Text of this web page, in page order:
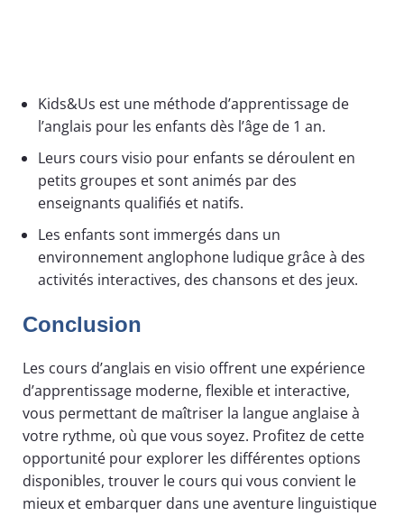
Kids&Us est une méthode d’apprentissage de
l’anglais pour les enfants dès l’âge de 1 an.
Leurs cours visio pour enfants se déroulent en
petits groupes et sont animés par des
enseignants qualifiés et natifs.
Les enfants sont immergés dans un
environnement anglophone ludique grâce à des
activités interactives, des chansons et des jeux.
Conclusion
Les cours d’anglais en visio offrent une expérience
d’apprentissage moderne, flexible et interactive,
vous permettant de maîtriser la langue anglaise à
votre rythme, où que vous soyez. Profitez de cette
opportunité pour explorer les différentes options
disponibles, trouver le cours qui vous convient le
mieux et embarquer dans une aventure linguistique